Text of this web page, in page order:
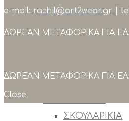
Search
ΣΥΛΛΟΓΕΣ
ΣΚΟΥΛΑΡΙΚΙΑ
e-mail: rachil@art2wear.gr |
ΔΩΡΕΑΝ ΜΕΤΑΦΟΡΙΚΑ ΓΙΑ
ΔΩΡΕΑΝ ΜΕΤΑΦΟΡΙΚΑ ΓΙΑ
Close